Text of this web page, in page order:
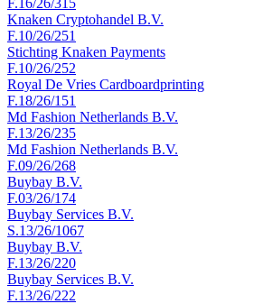
Knaken Cryptohandel B.V.
F.10/26/251
Stichting Knaken Payments
F.10/26/252
Royal De Vries Cardboardprinting
F.18/26/151
Md Fashion Netherlands B.V.
F.13/26/235
Md Fashion Netherlands B.V.
F.09/26/268
Buybay B.V.
F.03/26/174
Buybay Services B.V.
S.13/26/1067
Buybay B.V.
F.13/26/220
Buybay Services B.V.
F.13/26/222